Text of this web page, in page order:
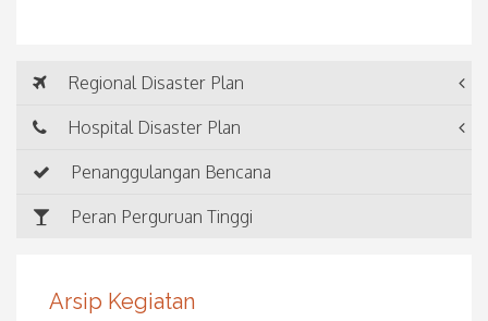
Regional Disaster Plan
Hospital Disaster Plan
Penanggulangan Bencana
Peran Perguruan Tinggi
Arsip Kegiatan